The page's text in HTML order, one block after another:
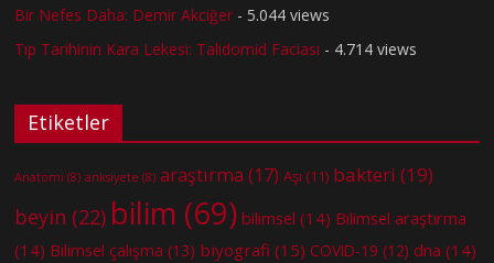
Bir Nefes Daha: Demir Akciğer - 5.044 views
Tıp Tarihinin Kara Lekesi: Talidomid Faciası - 4.714 views
Etiketler
Anatomi (8) anksiyete (8) araştırma (17) Aşı (11) bakteri (19)
beyin (22) bilim (69) bilimsel (14) Bilimsel araştırma
(14) Bilimsel çalışma (13) biyografi (15) COVID-19 (12) dna (14)